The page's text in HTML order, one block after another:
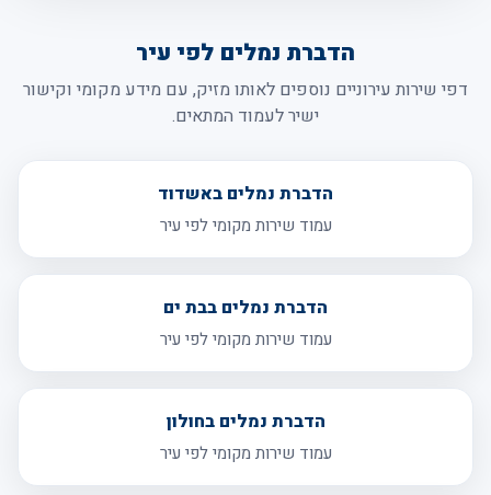
הדברת נמלים לפי עיר
דפי שירות עירוניים נוספים לאותו מזיק, עם מידע מקומי וקישור
ישיר לעמוד המתאים.
הדברת נמלים באשדוד
עמוד שירות מקומי לפי עיר
הדברת נמלים בבת ים
עמוד שירות מקומי לפי עיר
הדברת נמלים בחולון
עמוד שירות מקומי לפי עיר